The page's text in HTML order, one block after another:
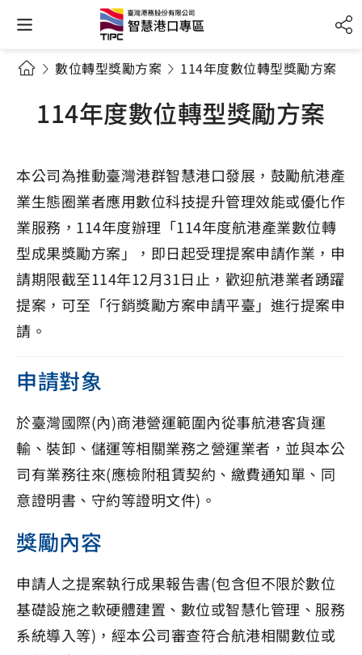
數位轉型獎勵方案 114年度數位轉型獎勵方案
114年度數位轉型獎勵方案
本公司為推動臺灣港群智慧港口發展，鼓勵航港產
業生態圈業者應用數位科技提升管理效能或優化作
業服務，114年度辦理「114年度航港產業數位轉
型成果獎勵方案」，即日起受理提案申請作業，申
請期限截至114年12月31日止，歡迎航港業者踴躍
提案，可至「行銷獎勵方案申請平臺」進行提案申
請。
申請對象
於臺灣國際(內)商港營運範圍內從事航港客貨運
輸、裝卸、儲運等相關業務之營運業者，並與本公
司有業務往來(應檢附租賃契約、繳費通知單、同
意證明書、守約等證明文件)。
獎勵內容
申請人之提案執行成果報告書(包含但不限於數位
基礎設施之軟硬體建置、數位或智慧化管理、服務
系統導入等)，經本公司審查符合航港相關數位或